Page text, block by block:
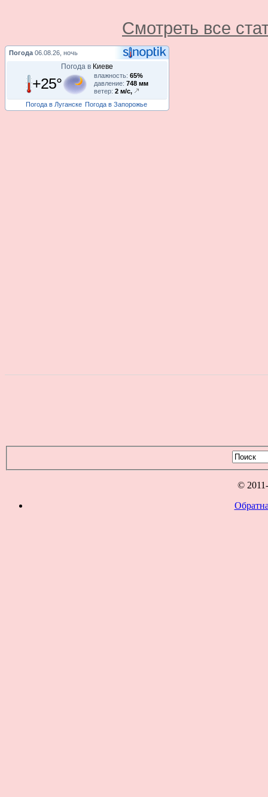
Смотреть все
Погода 06.08.26, ночь
Погода в Киеве
+25° влажность: 65%
давление: 748 мм
ветер: 2 м/с,
Погода в Луганске Погода в Запорожье
©